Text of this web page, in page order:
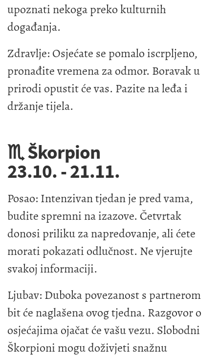
upoznati nekoga preko kulturnih
događanja.
Zdravlje: Osjećate se pomalo iscrpljeno,
pronađite vremena za odmor. Boravak u
prirodi opustit će vas. Pazite na leđa i
držanje tijela.
♏ Škorpion
23.10. - 21.11.
Posao: Intenzivan tjedan je pred vama,
budite spremni na izazove. Četvrtak
donosi priliku za napredovanje, ali ćete
morati pokazati odlučnost. Ne vjerujte
svakoj informaciji.
Ljubav: Duboka povezanost s partnerom
bit će naglašena ovog tjedna. Razgovor o
osjećajima ojačat će vašu vezu. Slobodni
Škorpioni mogu doživjeti snažnu